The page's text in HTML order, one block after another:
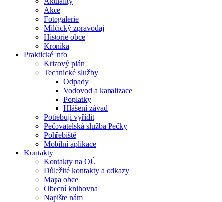
Akce
Fotogalerie
Milčický zpravodaj
Historie obce
Kronika
Praktické info
Krizový plán
Technické služby
Odpady
Vodovod a kanalizace
Poplatky
Hlášení závad
Potřebuji vyřídit
Pečovatelská služba Pečky
Pohřebiště
Mobilní aplikace
Kontakty
Kontakty na OÚ
Důležité kontakty a odkazy
Mapa obce
Obecní knihovna
Napište nám